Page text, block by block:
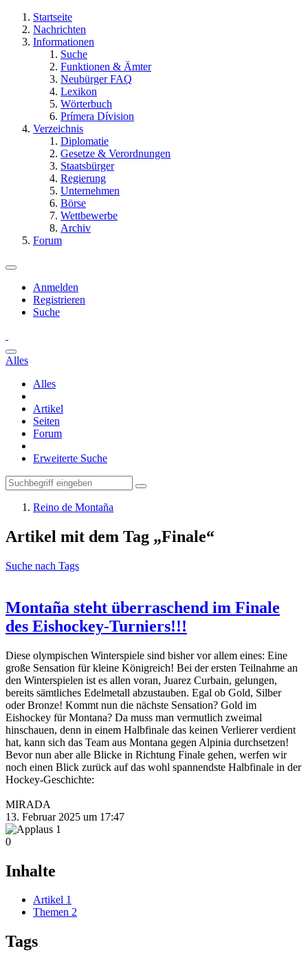
Startseite
Nachrichten
Informationen
Suche
Funktionen & Ämter
Neubürger FAQ
Lexikon
Wörterbuch
Prímera Dívision
Verzeichnis
Diplomatie
Gesetze & Verordnungen
Staatsbürger
Regierung
Unternehmen
Börse
Wettbewerbe
Archiv
Forum
Anmelden
Registrieren
Suche
Alles
Alles
Artikel
Seiten
Forum
Erweiterte Suche
Reino de Montaña
Artikel mit dem Tag „Finale“
Suche nach Tags
Montaña steht überraschend im Finale
des Eishockey-Turniers!!!
Diese olympischen Winterspiele sind bisher vor allem eines: Eine
große Sensation für kleine Königreich! Bei der ersten Teilnahme an
den Winterspielen ist es allen voran, Juarez Curbain, gelungen,
bereits sämtliches Edelmetall abzustauben. Egal ob Gold, Silber
oder Bronze! Kommt nun die nächste Sensation? Gold im
Eishockey für Montana? Da muss man vermutlich zweimal
hinschauen, denn in einem Halbfinale das keinen Verlierer verdient
hat, kann sich das Team aus Montana gegen Alpinia durchsetzen!
Bevor nun aber alle Blicke in Richtung Finale gehen, werfen wir
noch einen Blick zurück auf das wohl spannendste Halbfinale in der
Hockey-Geschichte:
MIRADA
13. Februar 2025 um 17:47
1
0
Inhalte
Artikel 1
Themen 2
Tags